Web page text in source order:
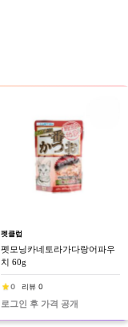
펫클럽
펫모닝카네토라가다랑어파우
치 60g
0 리뷰 0
로그인 후 가격 공개